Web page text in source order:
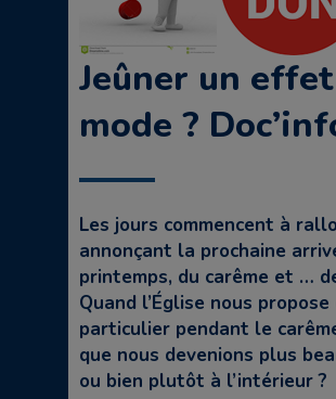
Jeûner un
mode ?
Les jours commencent à
annonçant la prochaine
printemps, du carême et …
Quand l’Église nous
particulier pendant le
que nous devenions plus
ou bien plutôt à l’intérieur ?